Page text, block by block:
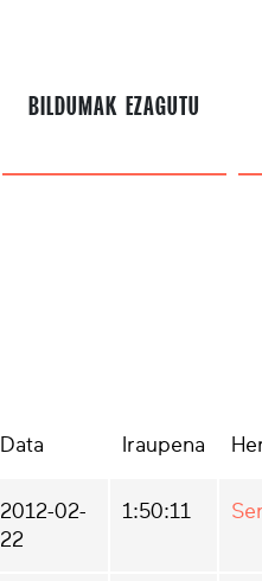
BILDUMAK EZAGUTU
Data Iraupena
2012-02-
22
1:50:11